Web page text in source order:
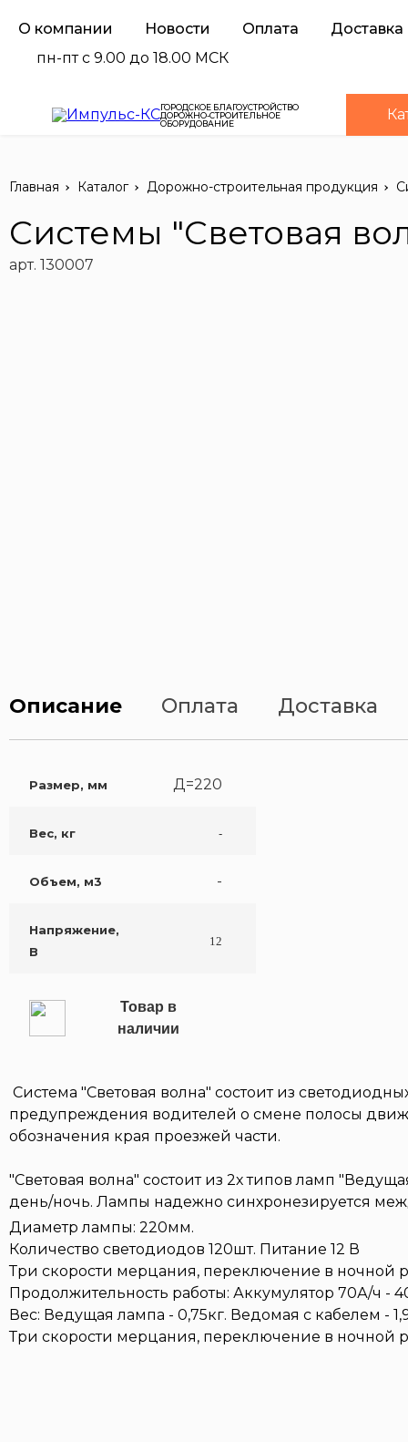
О компании Новости Оплата
Доставка
пн-пт с 9.00 до 18.00 МСК
ГОРОДСКОЕ БЛАГОУСТРОЙСТВО
ДОРОЖНО-СТРОИТЕЛЬНОЕ
ОБОРУДОВАНИЕ
Главная Каталог Дорожно-строительная продукция
Системы "Световая
арт. 130007
Описание Оплата Доставка
Размер, мм Д=220
Вес, кг -
Объем, м3 -
Напряжение,
В
12
Товар в
наличии
Система "Световая волна" состоит из
предупреждения водителей о смене полосы
обозначения края проезжей части.
"Световая волна" состоит из 2х типов ламп
день/ночь. Лампы надежно синхронезируется
Диаметр лампы: 220мм.
Количество светодиодов 120шт. Питание 12 В
Три скорости мерцания, переключение в ночной
Продолжительность работы: Аккумулятор 70А/ч -
Вес: Ведущая лампа - 0,75кг. Ведомая с кабелем -
Три скорости мерцания, переключение в ночной